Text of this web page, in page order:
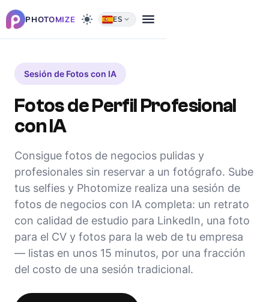
PHOTOMIZE light_mode ES expand_more menu
Sesión de Fotos con IA
Fotos de Perfil Profesional
con IA
Consigue fotos de negocios pulidas y
profesionales sin reservar a un fotógrafo. Sube
tus selfies y Photomize realiza una sesión de
fotos de negocios con IA completa: un retrato
con calidad de estudio para LinkedIn, una foto
para el CV y fotos para la web de tu empresa
— listas en unos 15 minutos, por una fracción
del costo de una sesión tradicional.